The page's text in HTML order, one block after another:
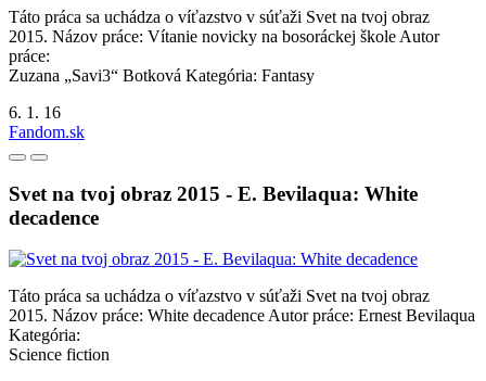
Táto práca sa uchádza o víťazstvo v súťaži Svet na tvoj obraz
2015. Názov práce: Vítanie novicky na bosoráckej škole Autor
práce:
Zuzana „Savi3“ Botková Kategória: Fantasy
6. 1. 16
Fandom.sk
Svet na tvoj obraz 2015 - E. Bevilaqua: White
decadence
Táto práca sa uchádza o víťazstvo v súťaži Svet na tvoj obraz
2015. Názov práce: White decadence Autor práce: Ernest Bevilaqua
Kategória:
Science fiction